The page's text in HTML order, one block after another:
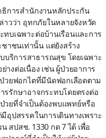
ธิการสำนักงานหลักประกัน
วว่า อุทกภัยในหลายจังหวัด
ทบเฉพาะต่อบ้านเรือนและการ
าชนเท่านั้น แต่ยังสร้าง
บริการสาธารณสุข โดยเฉพาะ
างต่อเนื่อง เช่น ผู้ป่วยอาการ
วยฟอกไตที่มีนัดฟอกเลือดตาม
รรักษาอาจกระทบโดยตรงต่อ
วยที่จำเป็นต้องพบแพทย์หรือ
อุปสรรคในการเดินทางเพราะ
สปสช. 1330 กด 7 ได้ เพื่อ